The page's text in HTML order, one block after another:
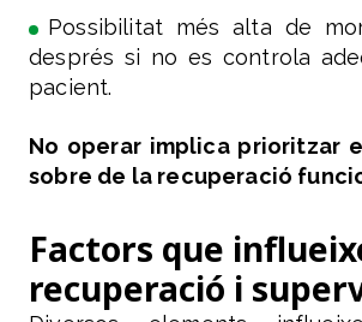
Possibilitat més alta de
després si no es controla
pacient.
No operar implica prioritzar
sobre de la recuperació
Factors que
recuperació i